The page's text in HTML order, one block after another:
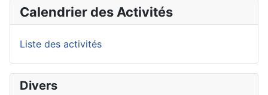
Calendrier des Activités
Liste des activités
Divers